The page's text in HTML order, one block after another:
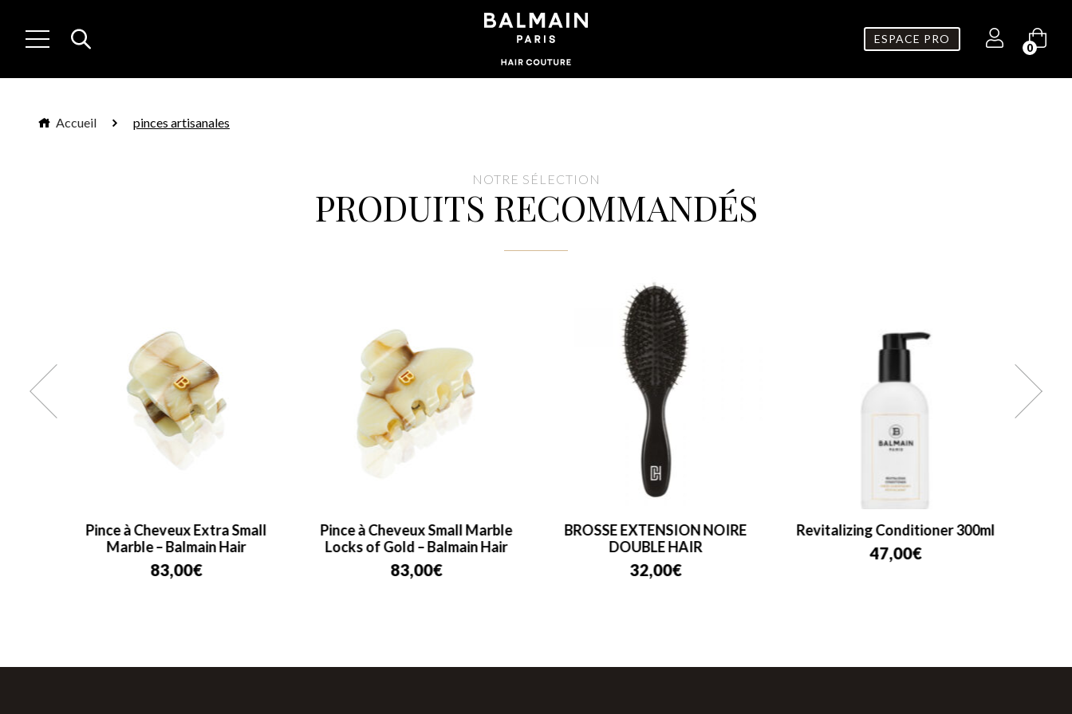
ESPACE PRO
0
Accueil pinces artisanales
NOTRE SÉLECTION
PRODUITS RECOMMANDÉS
Pince à Cheveux Extra Small
Marble – Balmain Hair
83,00€
Pince à Cheveux Small Marble
Locks of Gold – Balmain Hair
83,00€
BROSSE EXTENSION NOIRE
DOUBLE HAIR
32,00€
Revitalizing Conditioner 300ml
47,00€